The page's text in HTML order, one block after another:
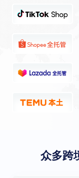
众多跨